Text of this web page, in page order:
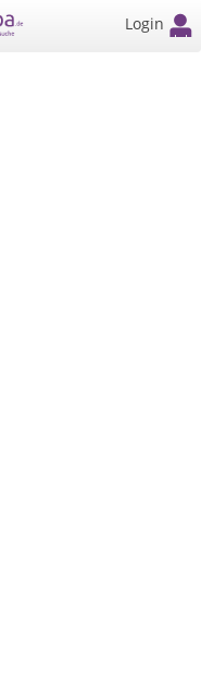
Login